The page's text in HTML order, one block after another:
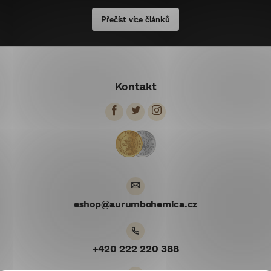
Přečíst více článků
Kontakt
eshop@aurumbohemica.cz
+420 222 220 388